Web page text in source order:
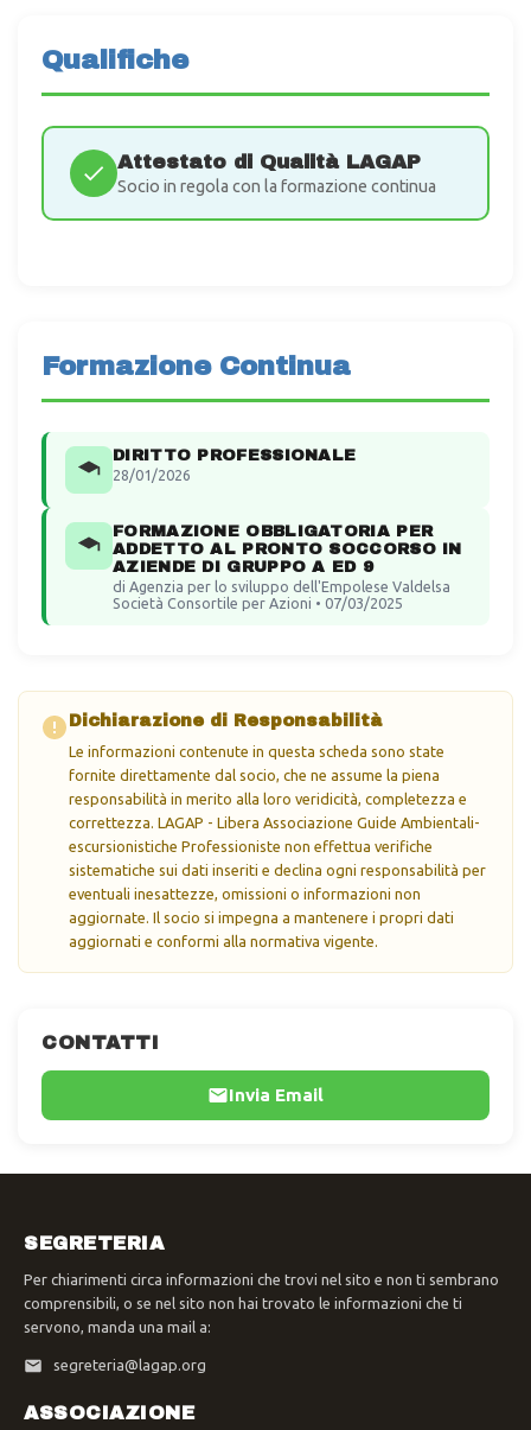
CONTATTI
Invia Email
Qualifiche
Attestato di Qualità LAGAP
Socio in regola con la formazione continua
Formazione Continua
DIRITTO PROFESSIONALE
28/01/2026
FORMAZIONE OBBLIGATORIA PER
ADDETTO AL PRONTO SOCCORSO IN
AZIENDE DI GRUPPO A ED 9
di Agenzia per lo sviluppo dell'Empolese Valdelsa
Società Consortile per Azioni • 07/03/2025
Dichiarazione di Responsabilità
Le informazioni contenute in questa scheda sono state
fornite direttamente dal socio, che ne assume la piena
responsabilità in merito alla loro veridicità, completezza e
correttezza. LAGAP - Libera Associazione Guide Ambientali-
escursionistiche Professioniste non effettua verifiche
sistematiche sui dati inseriti e declina ogni responsabilità per
eventuali inesattezze, omissioni o informazioni non
aggiornate. Il socio si impegna a mantenere i propri dati
aggiornati e conformi alla normativa vigente.
SEGRETERIA
Per chiarimenti circa informazioni che trovi nel sito e non ti sembrano
comprensibili, o se nel sito non hai trovato le informazioni che ti
servono, manda una mail a:
segreteria@lagap.org
ASSOCIAZIONE